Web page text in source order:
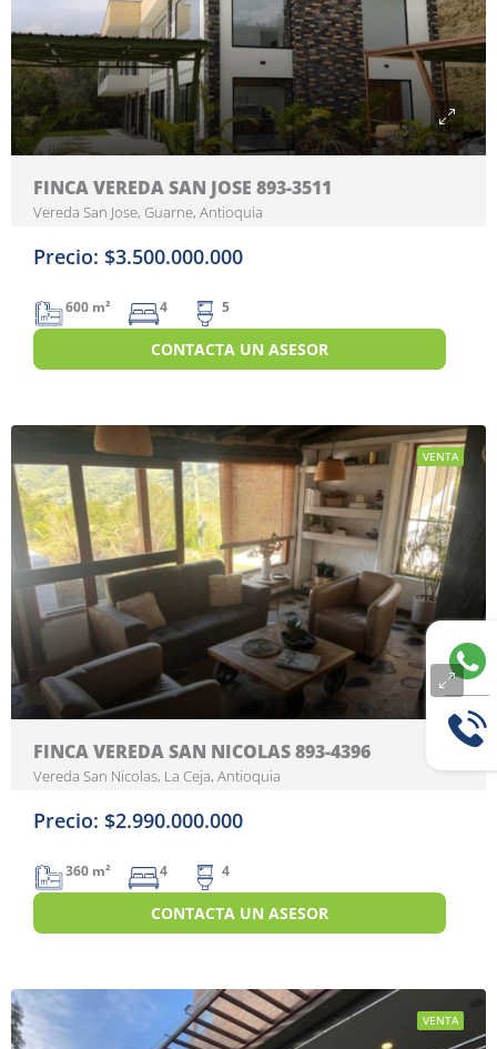
FINCA VEREDA SAN JOSE 893-3511
Vereda San Jose, Guarne, Antioquia
Precio: $3.500.000.000
600 m² 4 5
CONTACTA UN ASESOR
VENTA
FINCA VEREDA SAN NICOLAS 893-4396
Vereda San Nicolas, La Ceja, Antioquia
Precio: $2.990.000.000
360 m² 4 4
CONTACTA UN ASESOR
VENTA